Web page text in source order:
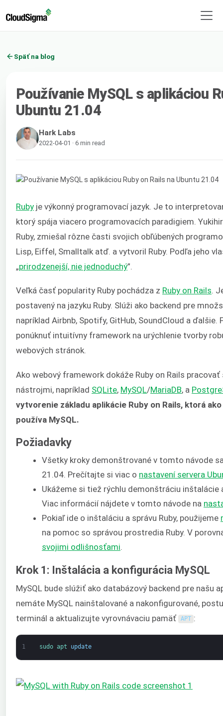
Späť na blog
Používanie MySQL s aplikáciou
Ubuntu 21.04
Hark Labs
2022-04-01 · 6 min read
Ruby je výkonný programovací jazyk. Je to
ktorý spája viacero programovacích paradigiem.
Ruby, zmiešal rôzne časti svojich obľúbených
Lisp, Eiffel, Smalltalk atď. a vytvoril Ruby. Podľa jeho
„prirodzenejší, nie jednoduchý”.
Veľká časť popularity Ruby pochádza z Ruby on Rails.
postavený na jazyku Ruby. Slúži ako backend pre
napríklad Airbnb, Spotify, GitHub, SoundCloud a ďalšie.
ponúknuť intuitívny framework na urýchlenie tvorby
webových stránok.
Ako webový framework dokáže Ruby on Rails
nástrojmi, napríklad SQLite, MySQL/MariaDB, a
vytvorenie základu aplikácie Ruby on Rails, ktorá
používa MySQL.
Požiadavky
Všetky kroky demonštrované v tomto návode
21.04. Prečítajte si viac o nastavení servera
Ukážeme si tiež rýchlu demonštráciu inštalácie
Viac informácií nájdete v tomto návode na
Pokiaľ ide o inštaláciu a správu Ruby, použijeme
na pomoc so správou prostredia Ruby. V
svojimi odlišnosťami.
Krok 1: Inštalácia a konfigurácia MySQL
MySQL bude slúžiť ako databázový backend pre našu
nemáte MySQL nainštalované a nakonfigurované,
terminál a aktualizujte vyrovnávaciu pamäť
APT :
1 sudo apt update